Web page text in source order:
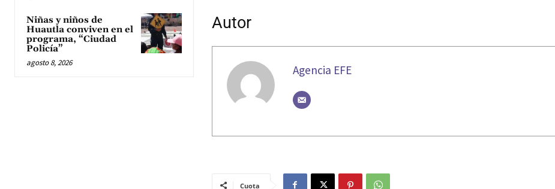
Niñas y niños de
Huautla conviven en el
programa, “Ciudad
Policía”
agosto 8, 2026
Autor
Agencia EFE
Cuota